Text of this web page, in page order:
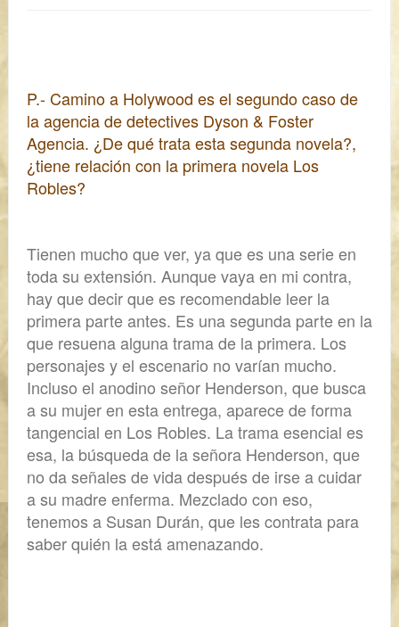
P.-Camino a Holywood es el segundo caso de
la agencia de detectives Dyson & Foster
Agencia. ¿De qué trata esta segunda novela?,
¿tiene relación con la primera novela Los
Robles?
Tienen mucho que ver, ya que es una serie en
toda su extensión. Aunque vaya en mi contra,
hay que decir que es recomendable leer la
primera parte antes. Es una segunda parte en la
que resuena alguna trama de la primera. Los
personajes y el escenario no varían mucho.
Incluso el anodino señor Henderson, que busca
a su mujer en esta entrega, aparece de forma
tangencial en Los Robles. La trama esencial es
esa, la búsqueda de la señora Henderson, que
no da señales de vida después de irse a cuidar
a su madre enferma. Mezclado con eso,
tenemos a Susan Durán, que les contrata para
saber quién la está amenazando.